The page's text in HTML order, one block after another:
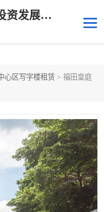
深圳市海裕投资发展有限公司
心区写字楼租赁 > 福田皇庭
深圳湾科技生态园
宝安中心区
福田车公庙